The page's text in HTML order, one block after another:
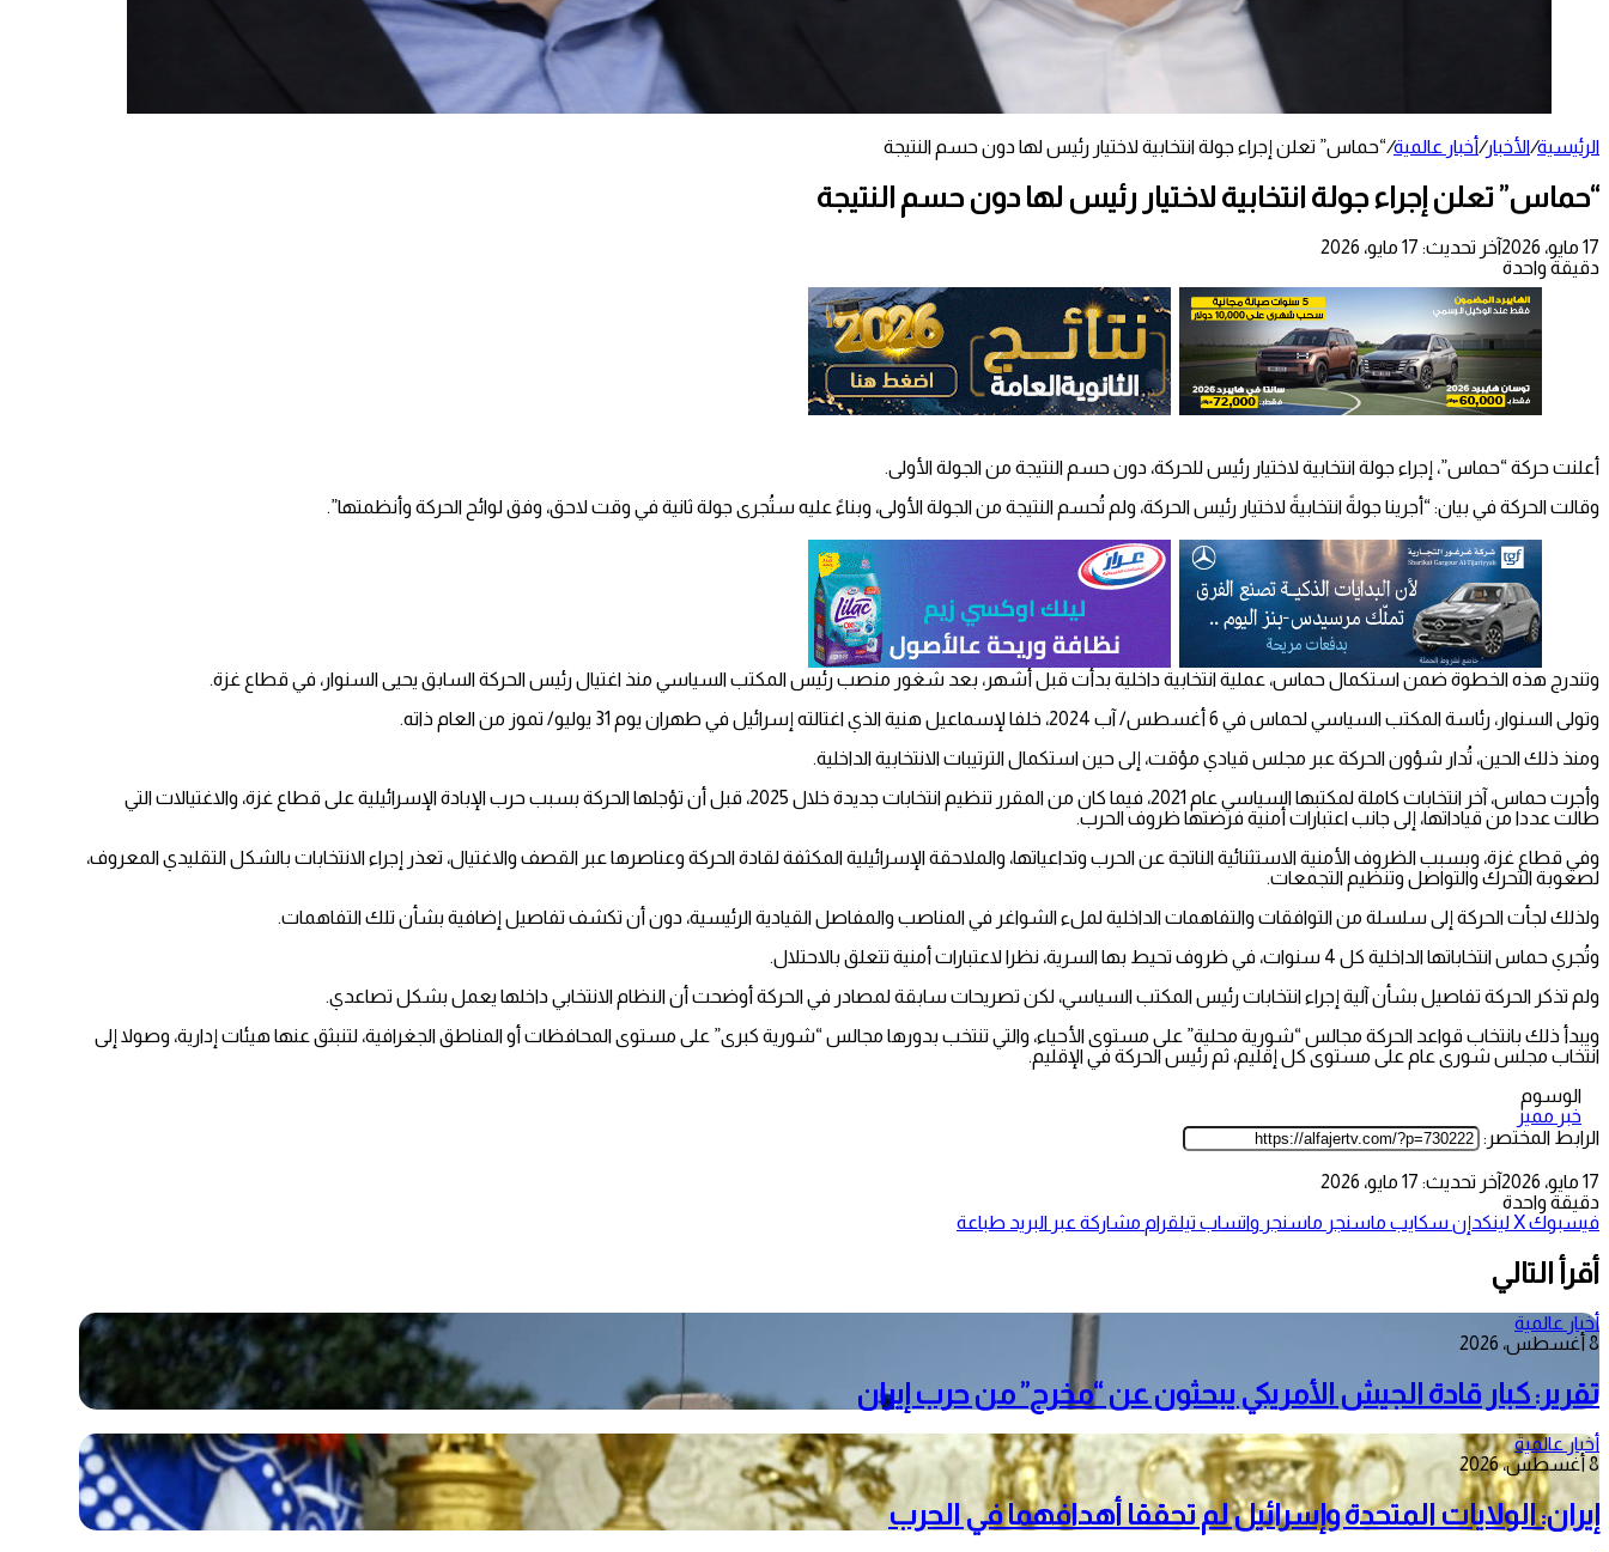
الرئيسية/الأخبار/أخبار عالمية/“حماس” تعلن إجراء جولة انتخابية لاختيار رئيس لها دون حسم النتيجة
“حماس” تعلن إجراء جولة انتخابية لاختيار رئيس لها دون حسم النتيجة
17 مايو، 2026
آخر تحديث: 17 مايو، 2026
دقيقة واحدة
أعلنت حركة “حماس”، إجراء جولة انتخابية لاختيار رئيس للحركة، دون حسم النتيجة من الجولة الأولى.
وقالت الحركة في بيان: “أجرينا جولةً انتخابيةً لاختيار رئيس الحركة، ولم تُحسم النتيجة من الجولة الأولى، وبناءً عليه ستُجرى جولة ثانية في وقت لاحق، وفق لوائح الحركة وأنظمتها”.
وتندرج هذه الخطوة ضمن استكمال حماس، عملية انتخابية داخلية بدأت قبل أشهر، بعد شغور منصب رئيس المكتب السياسي منذ اغتيال رئيس الحركة السابق يحيى السنوار، في قطاع غزة.
وتولى السنوار، رئاسة المكتب السياسي لحماس في 6 أغسطس/ آب 2024، خلفا لإسماعيل هنية الذي اغتالته إسرائيل في طهران يوم 31 يوليو/ تموز من العام ذاته.
ومنذ ذلك الحين، تُدار شؤون الحركة عبر مجلس قيادي مؤقت، إلى حين استكمال الترتيبات الانتخابية الداخلية.
وأجرت حماس، آخر انتخابات كاملة لمكتبها السياسي عام 2021، فيما كان من المقرر تنظيم انتخابات جديدة خلال 2025، قبل أن تؤجلها الحركة بسبب حرب الإبادة الإسرائيلية على قطاع غزة، والاغتيالات التي
طالت عددا من قياداتها، إلى جانب اعتبارات أمنية فرضتها ظروف الحرب.
وفي قطاع غزة، وبسبب الظروف الأمنية الاستثنائية الناتجة عن الحرب وتداعياتها، والملاحقة الإسرائيلية المكثفة لقادة الحركة وعناصرها عبر القصف والاغتيال، تعذر إجراء الانتخابات بالشكل التقليدي المعروف،
لصعوبة التحرك والتواصل وتنظيم التجمعات.
ولذلك لجأت الحركة إلى سلسلة من التوافقات والتفاهمات الداخلية لملء الشواغر في المناصب والمفاصل القيادية الرئيسية، دون أن تكشف تفاصيل إضافية بشأن تلك التفاهمات.
وتُجري حماس انتخاباتها الداخلية كل 4 سنوات، في ظروف تحيط بها السرية، نظرا لاعتبارات أمنية تتعلق بالاحتلال.
ولم تذكر الحركة تفاصيل بشأن آلية إجراء انتخابات رئيس المكتب السياسي، لكن تصريحات سابقة لمصادر في الحركة أوضحت أن النظام الانتخابي داخلها يعمل بشكل تصاعدي.
ويبدأ ذلك بانتخاب قواعد الحركة مجالس “شورية محلية” على مستوى الأحياء، والتي تنتخب بدورها مجالس “شورية كبرى” على مستوى المحافظات أو المناطق الجغرافية، لتنبثق عنها هيئات إدارية، وصولا إلى
انتخاب مجلس شورى عام على مستوى كل إقليم، ثم رئيس الحركة في الإقليم.
الوسوم
خبر مميز
الرابط المختصر:
17 مايو، 2026
آخر تحديث: 17 مايو، 2026
دقيقة واحدة
فيسبوك‫Xلينكدإن سكايب ماسنجر ماسنجر واتساب تيلقرام مشاركة عبر البريد طباعة
أقرأ التالي
أخبار عالمية
8 أغسطس، 2026
تقرير: كبار قادة الجيش الأمريكي يبحثون عن “مخرج” من حرب إيران
أخبار عالمية
8 أغسطس، 2026
إيران: الولايات المتحدة وإسرائيل لم تحققا أهدافهما في الحرب